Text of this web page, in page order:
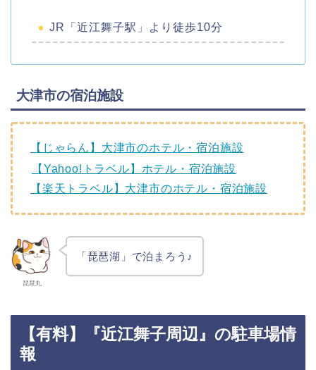
JR「近江舞子駅」より徒歩10分
大津市の宿泊施設
【じゃらん】大津市のホテル・宿泊施設
【Yahoo!トラベル】ホテル・宿泊施設
【楽天トラベル】大津市のホテル・宿泊施設
琵琶丸
「琵琶湖」で泊まろう♪
【有料】『近江舞子周辺』の駐車場情
報